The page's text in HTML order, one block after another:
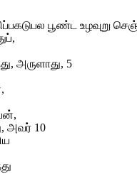
பூண்ட உழவுறு
அருளாது, 5
அவர் 10